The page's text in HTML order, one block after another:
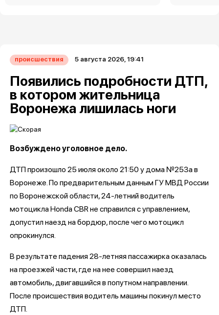
происшествия 5 августа 2026, 19:41
Появились подробности ДТП,
в котором жительница
Воронежа лишилась ноги
Возбуждено уголовное дело.
ДТП произошло 25 июля около 21:50 у дома №253а в
Воронеже. По предварительным данным ГУ МВД России
по Воронежской области, 24-летний водитель
мотоцикла Honda CBR не справился с управлением,
допустил наезд на бордюр, после чего мотоцикл
опрокинулся.
В результате падения 28-летняя пассажирка оказалась
на проезжей части, где на нее совершил наезд
автомобиль, двигавшийся в попутном направлении.
После происшествия водитель машины покинул место
ДТП.